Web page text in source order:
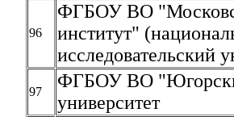
96
ФГБОУ ВО
институт"
исследовательский
97
ФГБОУ ВО
университет